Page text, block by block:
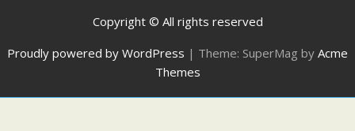
Copyright © All rights reserved
Proudly powered by WordPress | Theme: SuperMag by Acme
Themes